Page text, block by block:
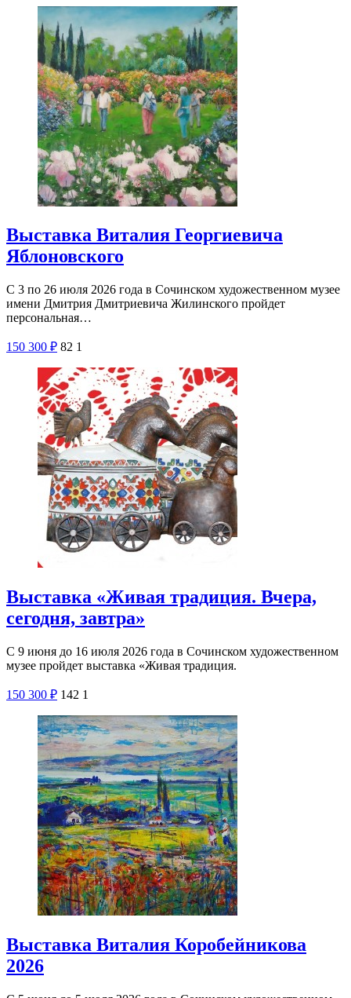
Выставка Виталия Георгиевича
Яблоновского
С 3 по 26 июля 2026 года в Сочинском художественном музее
имени Дмитрия Дмитриевича Жилинского пройдет
персональная…
150 300 ₽ 82 1
Выставка «Живая традиция. Вчера,
сегодня, завтра»
С 9 июня до 16 июля 2026 года в Сочинском художественном
музее пройдет выставка «Живая традиция.
150 300 ₽ 142 1
Выставка Виталия Коробейникова
2026